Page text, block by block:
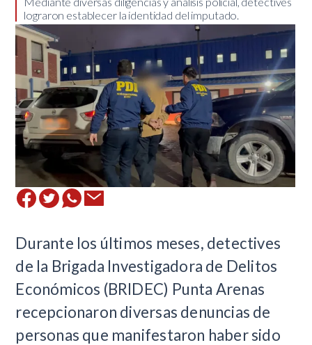
lograron establecer la identidad del imputado.
Durante los últimos meses, detectives
de la Brigada Investigadora de Delitos
Económicos (BRIDEC) Punta Arenas
recepcionaron diversas denuncias de
personas que manifestaron haber sido